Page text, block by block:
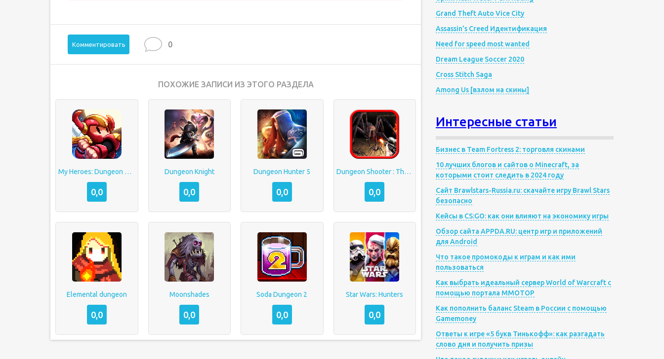
Комментировать 0
ПОХОЖИЕ ЗАПИСИ ИЗ ЭТОГО РАЗДЕЛА
My Heroes: Dungeon Raid
0,0
Dungeon Knight
0,0
Dungeon Hunter 5
0,0
Dungeon Shooter : The Forgotten Temple
0,0
Elemental dungeon
0,0
Moonshades
0,0
Soda Dungeon 2
0,0
Star Wars: Hunters
0,0
Grand Theft Auto Vice City
Assassin’s Creed Идентификация
Need for speed most wanted
Dream League Soccer 2020
Cross Stitch Saga
Among Us [взлом на скины]
Интересные статьи
Бизнес в Team Fortress 2: торговля скинами
10 лучших блогов и сайтов о Minecraft, за
которыми стоит следить в 2024 году
Сайт Brawlstars-Russia.ru: скачайте игру Brawl Stars
безопасно
Кейсы в CS:GO: как они влияют на экономику игры
Обзор сайта APPDA.RU: центр игр и приложений
для Android
Что такое промокоды к играм и как ими
пользоваться
Как выбрать идеальный сервер World of Warcraft с
помощью портала MMOTOP
Как пополнить баланс Steam в России с помощью
Gamemoney
Ответы к игре «5 букв Тинькофф»: как разгадать
слово дня и получить призы